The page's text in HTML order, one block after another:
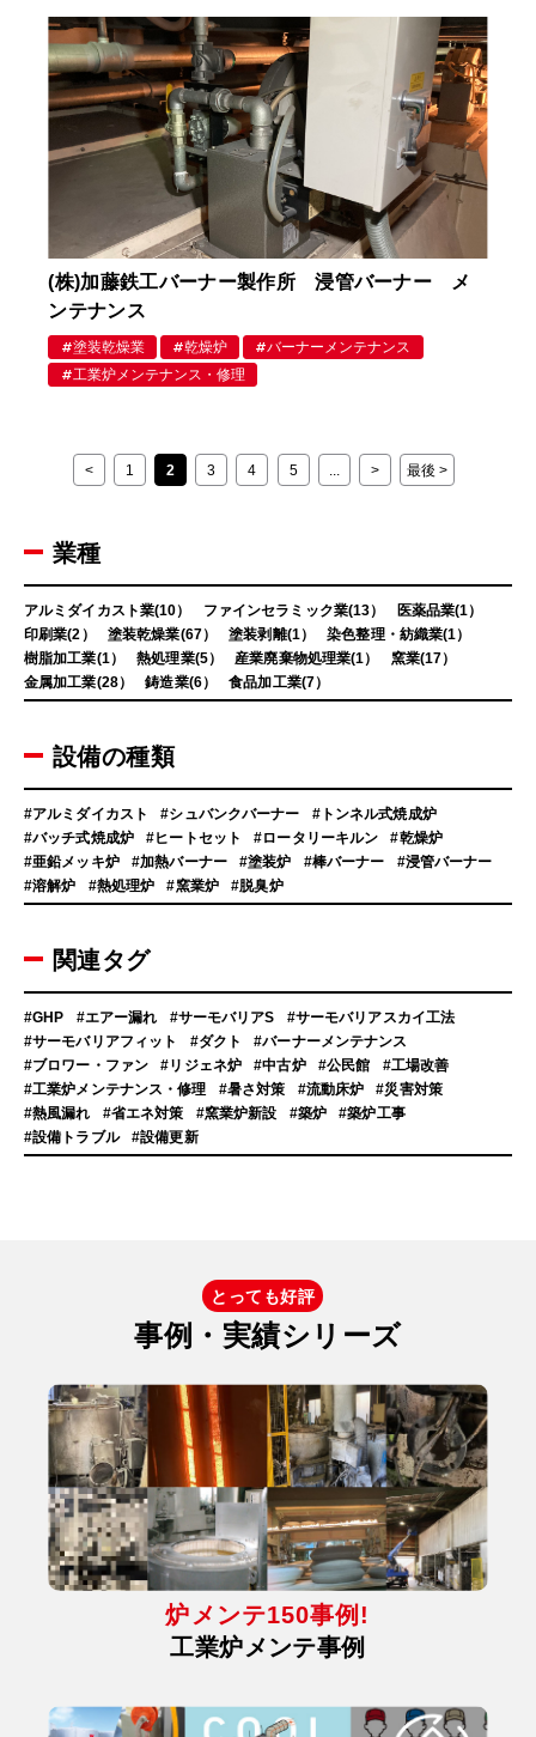
(株)加藤鉄工バーナー製作所 浸管バーナー メ
ンテナンス
塗装乾燥業 乾燥炉
バーナーメンテナンス
工業炉メンテナンス・修理
< 1 2 3 4 5 ... > 最後 >
業種
アルミダイカスト業(10） ファインセラミック業(13）
医薬品業(1）
印刷業(2）
塗装乾燥業(67） 塗装剥離(1）
染色整理・紡織業(1）
樹脂加工業(1）
熱処理業(5） 産業廃棄物処理業(1）
窯業(17）
金属加工業(28）
鋳造業(6） 食品加工業(7）
設備の種類
#アルミダイカスト #シュバンクバーナー
#トンネル式焼成炉
#バッチ式焼成炉
#ヒートセット #ロータリーキルン
#乾燥炉
#亜鉛メッキ炉
#加熱バーナー #塗装炉 #棒バーナー
#浸管バーナー
#溶解炉
#熱処理炉 #窯業炉 #脱臭炉
関連タグ
#GHP #エアー漏れ #サーモバリアS
#サーモバリアスカイ工法
#サーモバリアフィット
#ダクト
#バーナーメンテナンス
#ブロワー・ファン
#リジェネ炉 #中古炉 #公民館
#工場改善
#工業炉メンテナンス・修理
#暑さ対策 #流動床炉
#災害対策
#熱風漏れ
#省エネ対策 #窯業炉新設 #築炉
#築炉工事
#設備トラブル
#設備更新
とっても好評
事例・実績シリーズ
炉メンテ150事例!
工業炉メンテ事例